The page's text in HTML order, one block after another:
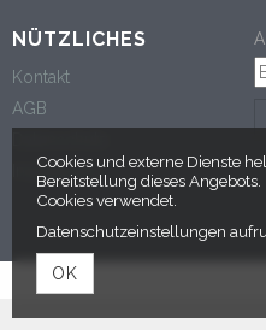
NÜTZLICHES
Kontakt
AGB
Impressum
Cookies und externe Dienste
Bereitstellung dieses
Cookies verwendet.
Datenschutzeinstellungen
OK